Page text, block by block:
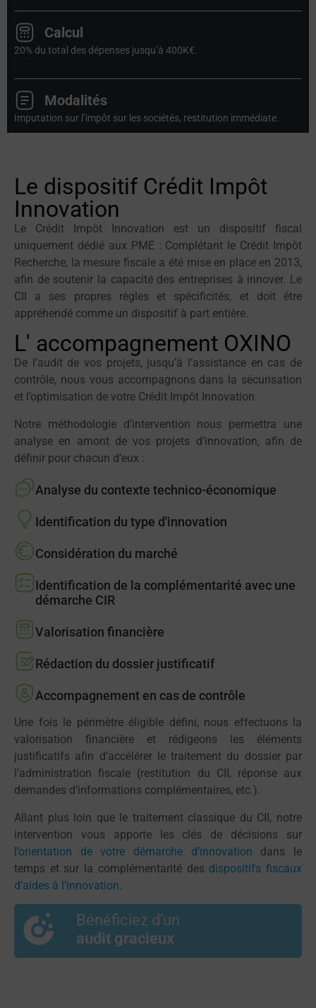
Le dispositif Crédit Impôt
Innovation
Le Crédit Impôt Innovation est un dispositif fiscal
uniquement dédié aux PME : Complétant le Crédit Impôt
Recherche, la mesure fiscale a été mise en place en 2013,
afin de soutenir la capacité des entreprises à innover. Le
CII a ses propres règles et spécificités, et doit être
appréhendé comme un dispositif à part entière.
L' accompagnement OXINO
De l’audit de vos projets, jusqu’à l’assistance en cas de
contrôle, nous vous accompagnons dans la sécurisation
et l’optimisation de votre Crédit Impôt Innovation.
Notre méthodologie d’intervention nous permettra une
analyse en amont de vos projets d’innovation, afin de
définir pour chacun d’eux :
Analyse du contexte technico-économique
Identification du type d'innovation
Considération du marché
Identification de la complémentarité avec une
démarche CIR
Valorisation financière
Rédaction du dossier justificatif
Accompagnement en cas de contrôle
Une fois le périmètre éligible défini, nous effectuons la
valorisation financière et rédigeons les éléments
justificatifs afin d’accélérer le traitement du dossier par
l’administration fiscale (restitution du CII, réponse aux
demandes d’informations complémentaires, etc.).
Allant plus loin que le traitement classique du CII, notre
intervention vous apporte les clés de décisions sur
l’orientation de votre démarche d’innovation dans le
temps et sur la complémentarité des dispositifs fiscaux
d’aides à l’innovation
Bénéficiez d’un
audit gracieux
Calcul
20% du total des dépenses jusqu’à 400K€.
Modalités
Imputation sur l’impôt sur les sociétés, restitution immédiate.